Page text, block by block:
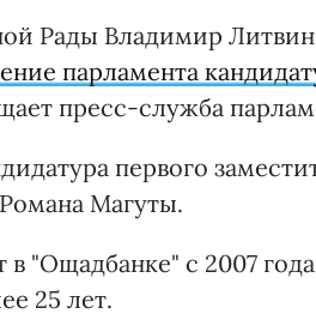
Рады Владимир
парламента
пресс-служба
первого
Магуты.
в "Ощадбанке" с 2007
25 лет.